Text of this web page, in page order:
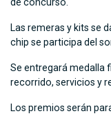
Las remeras y kits se
chip se participa del
Se entregará medalla
recorrido, servicios y
Los premios serán